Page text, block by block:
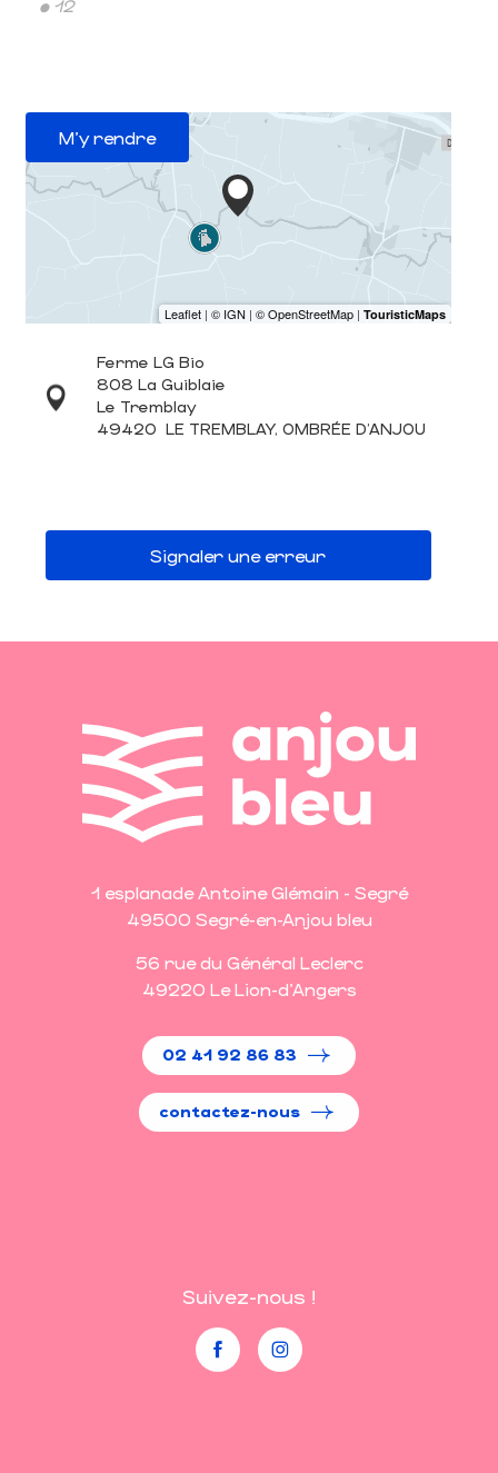
• 12
M'y rendre
Ferme LG Bio
808 La Guiblaie
Le Tremblay
49420 LE TREMBLAY, OMBRÉE D'ANJOU
Signaler une erreur
1 esplanade Antoine Glémain - Segré
49500 Segré-en-Anjou bleu
56 rue du Général Leclerc
49220 Le Lion-d'Angers
02 41 92 86 83
contactez-nous
Suivez-nous !